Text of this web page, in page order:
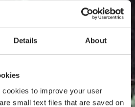
Details About
to improve your user
small text files that are saved on